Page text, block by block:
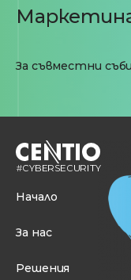
За съвместни
Начало
За нас
Решения